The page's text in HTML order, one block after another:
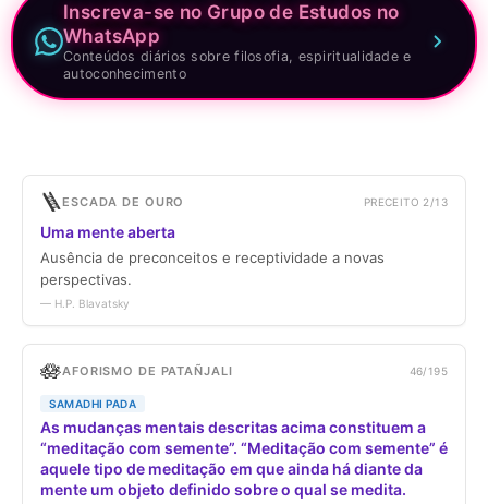
Inscreva-se no Grupo de Estudos no
WhatsApp
Conteúdos diários sobre filosofia, espiritualidade e
autoconhecimento